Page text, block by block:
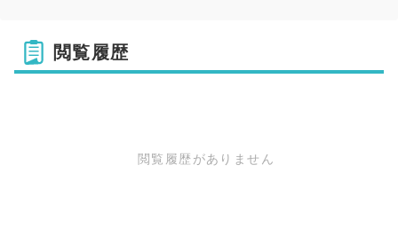
閲覧履歴
閲覧履歴がありません